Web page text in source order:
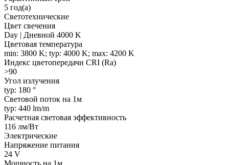
5 год(а)
Светотехнические
Цвет свечения
Day | Дневной 4000 K
Цветовая температура
min: 3800 K; typ: 4000 K; max: 4200 K
Индекс цветопередачи CRI (Ra)
>90
Угол излучения
typ: 180 °
Световой поток на 1м
typ: 440 lm/m
Расчетная световая эффективность
116 лм/Вт
Электрические
Напряжение питания
24 V
Мощность на 1м